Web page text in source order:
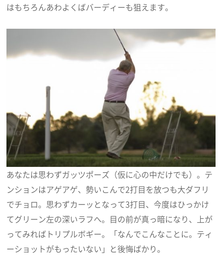
はもちろんあわよくばバーディーも狙えます。
あなたは思わずガッツポーズ（仮に心の中だけでも）。テ
ンションはアゲアゲ、勢いこんで2打目を放つも大ダフリ
でチョロ。思わずカーッとなって3打目、今度はひっかけ
てグリーン左の深いラフへ。目の前が真っ暗になり、上が
ってみればトリプルボギー。「なんでこんなことに。ティ
ーショットがもったいない」と後悔ばかり。